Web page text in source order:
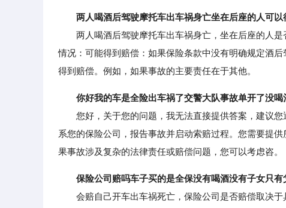
两人喝酒后驾驶摩托车出车祸身亡坐在后座的人可以
两人喝酒后驾驶摩托车出车祸身亡，坐在后座的人是
情况：可能得到赔偿：如果保险条款中没有明确规定酒
得到赔偿。例如，如果事故的主要责任在于其他。
你好我的车是全险出车祸了交警大队事故单开了没喝
您好，关于您的问题，我无法直接提供答案，建议您
系您的保险公司，报告事故并启动索赔过程。您需要提
果事故涉及复杂的法律责任或赔偿问题，您可以考虑咨。
保险公司赔吗车子买的是全保没有喝酒没有子女只有
会赔自己开车出车祸死亡，保险公司是否赔偿取决于